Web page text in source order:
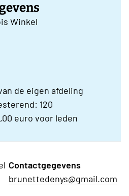
Winkel
de eigen afdeling
120
euro voor leden
Contactgegevens
brunettedenys@gmail.com